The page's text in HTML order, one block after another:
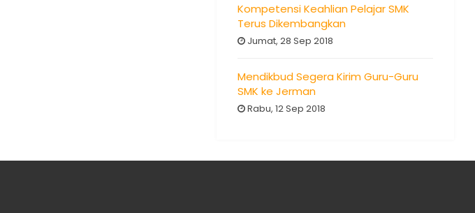
Kompetensi Keahlian Pelajar SMK
Terus Dikembangkan
Jumat, 28 Sep 2018
Mendikbud Segera Kirim Guru-Guru
SMK ke Jerman
Rabu, 12 Sep 2018